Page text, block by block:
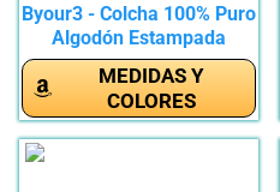
Byour3 - Colcha 100% Puro
Algodón Estampada
Cama...
MEDIDAS Y
COLORES